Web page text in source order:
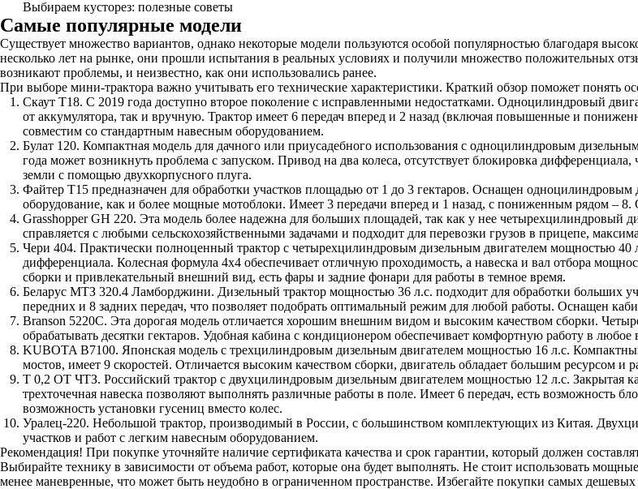
Выбираем кусторез: полезные советы
Самые популярные модели
Существует множество вариантов, однако некоторые модели пользуются особой популярностью благодаря
несколько лет на рынке, они прошли испытания в реальных условиях и получили множество положительных
возникают проблемы, и неизвестно, как они использовались ранее.
При выборе мини-трактора важно учитывать его технические характеристики. Краткий обзор поможет понять
Скаут Т18. С 2019 года доступно второе поколение с исправленными недостатками. Одноцилиндровый
от аккумулятора, так и вручную. Трактор имеет 6 передач вперед и 2 назад (включая повышенные и
совместим со стандартным навесным оборудованием.
Булат 120. Компактная модель для дачного или приусадебного использования с одноцилиндровым
года может возникнуть проблема с запуском. Привод на два колеса, отсутствует блокировка
земли с помощью двухкорпусного плуга.
Файтер Т15 предназначен для обработки участков площадью от 1 до 3 гектаров. Оснащен
оборудование, как и более мощные мотоблоки. Имеет 3 передачи вперед и 1 назад, с пониженным рядом – 8.
Grasshopper GH 220. Эта модель более надежна для больших площадей, так как у нее четырехцилиндровый
справляется с любыми сельскохозяйственными задачами и подходит для перевозки грузов в прицепе,
Чери 404. Практически полноценный трактор с четырехцилиндровым дизельным двигателем мощностью
дифференциала. Колесная формула 4х4 обеспечивает отличную проходимость, а навеска и вал отбора
сборки и привлекательный внешний вид, есть фары и задние фонари для работы в темное время.
Беларус МТЗ 320.4 Ламборджини. Дизельный трактор мощностью 36 л.с. подходит для обработки больших
передних и 8 задних передач, что позволяет подобрать оптимальный режим для любой работы. Оснащен
Branson 5220C. Эта дорогая модель отличается хорошим внешним видом и высоким качеством сборки.
обрабатывать десятки гектаров. Удобная кабина с кондиционером обеспечивает комфортную работу в любое
KUBOTA B7100. Японская модель с трехцилиндровым дизельным двигателем мощностью 16 л.с.
мостов, имеет 9 скоростей. Отличается высоким качеством сборки, двигатель обладает большим ресурсом и
Т 0,2 ОТ ЧТЗ. Российский трактор с двухцилиндровым дизельным двигателем мощностью 12 л.с. Закрытая
трехточечная навеска позволяют выполнять различные работы в поле. Имеет 6 передач, есть возможность
возможность установки гусениц вместо колес.
Уралец-220. Небольшой трактор, производимый в России, с большинством комплектующих из Китая.
участков и работ с легким навесным оборудованием.
Рекомендация! При покупке уточняйте наличие сертификата качества и срок гарантии, который должен
Выбирайте технику в зависимости от объема работ, которые она будет выполнять. Не стоит использовать
менее маневренные, что может быть неудобно в ограниченном пространстве. Избегайте покупки самых